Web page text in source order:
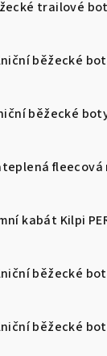
kabát Kilpi